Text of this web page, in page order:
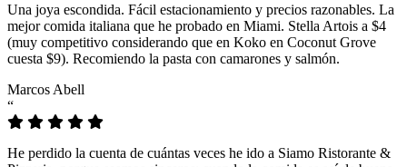
Una joya escondida. Fácil estacionamiento y precios razonables. La
mejor comida italiana que he probado en Miami. Stella Artois a $4
(muy competitivo considerando que en Koko en Coconut Grove
cuesta $9). Recomiendo la pasta con camarones y salmón.
Marcos Abell
“
He perdido la cuenta de cuántas veces he ido a Siamo Ristorante &